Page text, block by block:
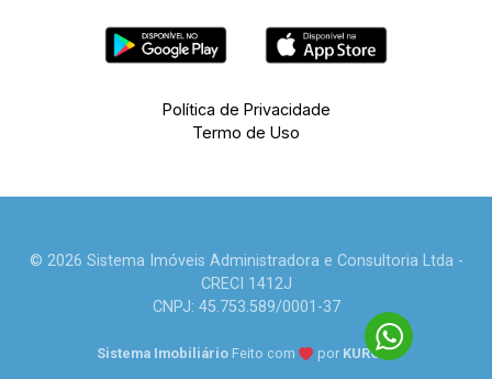
Política de Privacidade
Termo de Uso
© 2026 Sistema Imóveis Administradora e Consultoria Ltda -
CRECI 1412J
CNPJ: 45.753.589/0001-37
Sistema Imobiliário Feito com por KUROLE